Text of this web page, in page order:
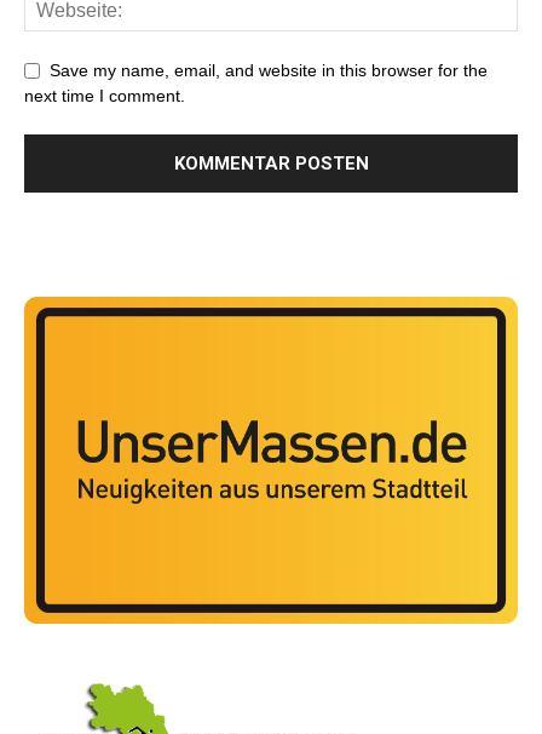
Save my name, email, and website in this browser for the
next time I comment.